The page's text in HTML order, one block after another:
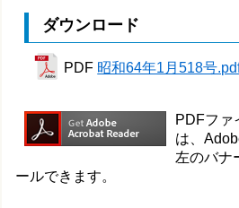
ダウンロード
PDF 昭和64年1月518号
PDFファ
は、
左のバナ
ールできます。